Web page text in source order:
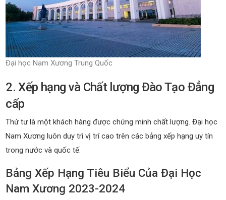
Đại học Nam Xương Trung Quốc
2. Xếp hạng và Chất lượng Đào Tạo Đẳng
cấp
Thứ tư là một khách hàng được chứng minh chất lượng. Đại học
Nam Xương luôn duy trì vị trí cao trên các bảng xếp hạng uy tín
trong nước và quốc tế.
Bảng Xếp Hạng Tiêu Biểu Của Đại Học
Nam Xương 2023-2024